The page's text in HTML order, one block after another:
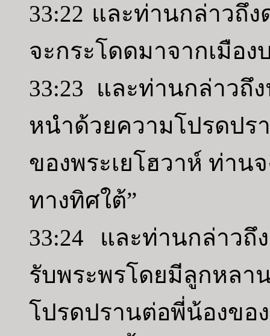
33:22 และท่านกล่าวถึ
จะกระโดดมาจากเมือง
33:23 และท่านกล่าว
หนำด้วยความโปรดป
ของพระเยโฮวาห์ ท่าน
ทางทิศใต้”
33:24 และท่านกล่าวถึ
รับพระพรโดยมีลูกห
โปรดปรานต่อพี่น้องข